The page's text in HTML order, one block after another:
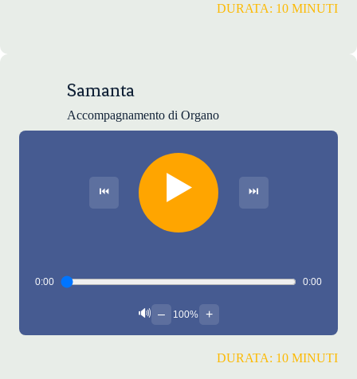
DURATA: 10 MINUTI
Samanta
Accompagnamento di Organo
⏮ ▶️ ⏭
0:00 0:00
🔊 – 100% +
DURATA: 10 MINUTI